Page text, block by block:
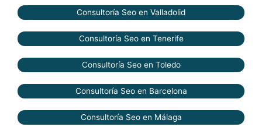
Consultoría Seo en Valladolid
Consultoría Seo en Tenerife
Consultoría Seo en Toledo
Consultoría Seo en Barcelona
Consultoría Seo en Málaga